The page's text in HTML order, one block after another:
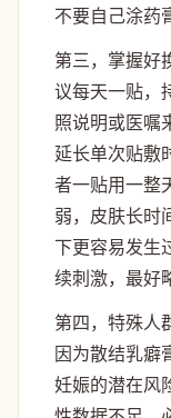
不要自己涂药
第三，掌握好
议每天一贴，
照说明或医嘱
延长单次贴敷
者一贴用一整
弱，皮肤长时
下更容易发生
续刺激，最好
第四，特殊人
因为散结乳癖
妊娠的潜在风